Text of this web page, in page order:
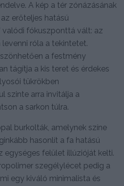
A kép a tér zónázásának
erőteljes hatású
valódi fókuszponttá vált: az
róla a tekintetet.
a festmény
tágítja a kis teret és érdekes
tükrökben
szinte arra invitálja a
a sarkon túlra.
burkolták, amelynek színe
hasonlít a fa hatású
egységes felület illúzióját kelti.
szegélylécet pedig a
egy kiváló minimalista és